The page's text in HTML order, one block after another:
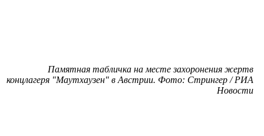
Памятная табличка на месте захоронения жертв
концлагеря "Маутхаузен" в Австрии. Фото: Стрингер / РИА
Новости